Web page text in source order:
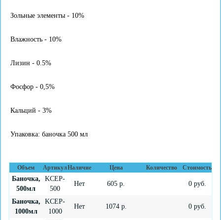
Зольные элементы - 10%
Влажность - 10%
Лизин - 0.5%
Фосфор - 0,5%
Кальций - 3%
Упаковка: баночка 500 мл
Объем АртикулНаличие Цена Количество Стоимость
Баночка,
500мл
KCEP-
500
Нет 605 р. 0руб.
Баночка,
1000мл
KCEP-
1000
Нет 1074р. 0руб.